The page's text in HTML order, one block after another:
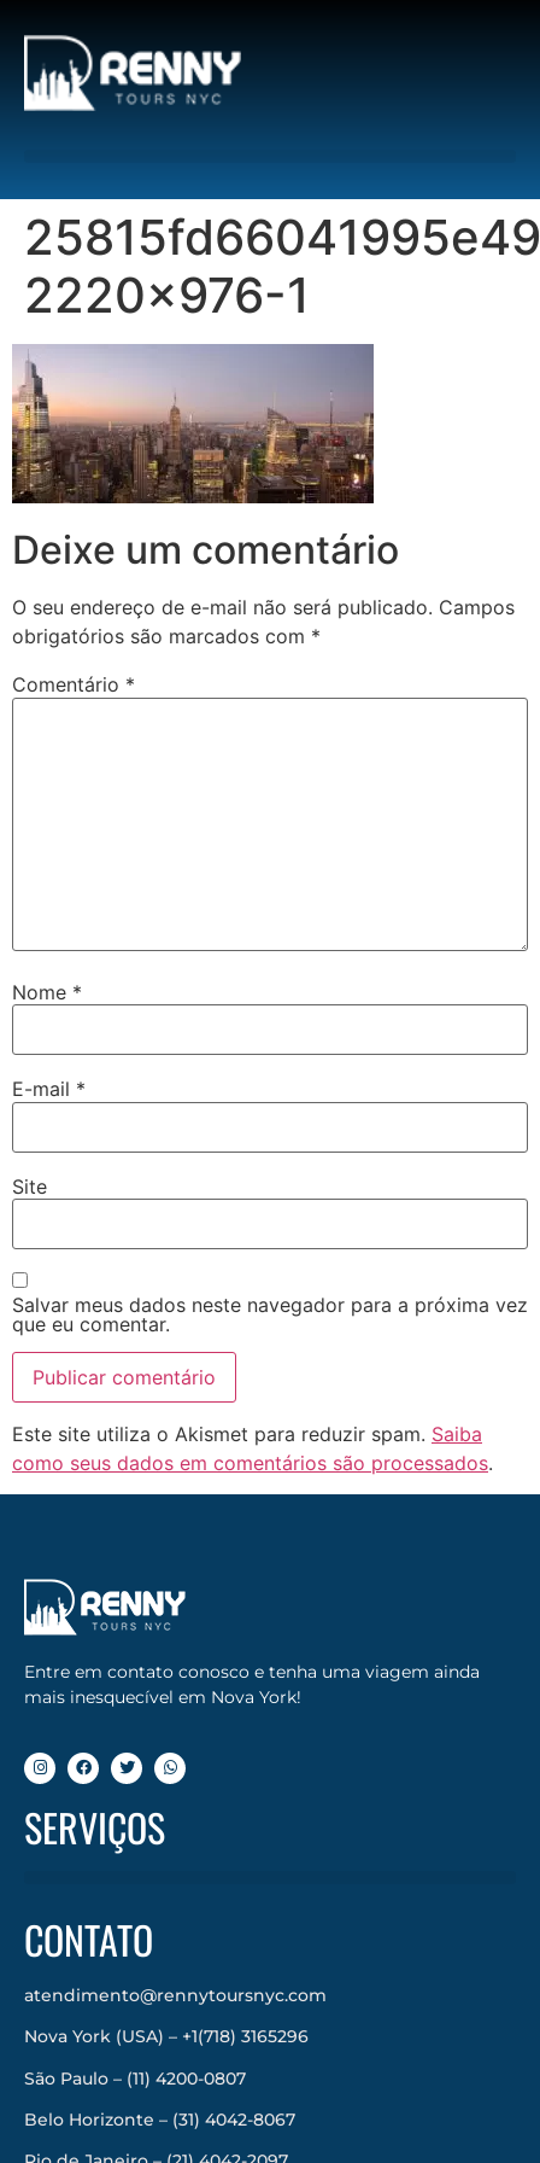
2220×976-1
Deixe um comentário
O seu endereço de e-mail não será publicado. Campos
obrigatórios são marcados com *
Comentário *
Nome *
E-mail *
Site
Salvar meus dados neste navegador para a próxima vez
que eu comentar.
Este site utiliza o Akismet para reduzir spam. Saiba
como seus dados em comentários são processados.
Entre em contato conosco e tenha uma viagem ainda
mais inesquecível em Nova York!
SERVIÇOS
CONTATO
atendimento@rennytoursnyc.com
Nova York (USA) – +1(718) 3165296
São Paulo – (11) 4200-0807
Belo Horizonte – (31) 4042-8067